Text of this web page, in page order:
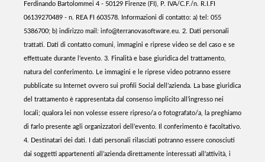
Ferdinando Bartolommei 4 - 50129 Firenze (FI), P. IVA/C.F./n. R.I.FI
06139270489 - n. REA FI 603578. Informazioni di contatto: a) tel: 055
5386700; b) indirizzo mail: info@terranovasoftware.eu. 2. Dati personali
trattati. Dati di contatto comuni, immagini e riprese video se del caso e se
effettuate durante l’evento. 3. Finalità e base giuridica del trattamento,
natura del conferimento. Le immagini e le riprese video potranno essere
pubblicate su Internet ovvero sui profili Social dell’azienda. La base giuridica
del trattamento è rappresentata dal consenso implicito all’ingresso nei
locali; qualora lei non volesse essere ripreso/a o fotografato/a, la preghiamo
di farlo presente agli organizzatori dell’evento. Il conferimento è facoltativo.
4. Destinatari dei dati. I dati personali rilasciati potranno essere conosciuti
dai soggetti appartenenti all’azienda direttamente interessati all’attività, i